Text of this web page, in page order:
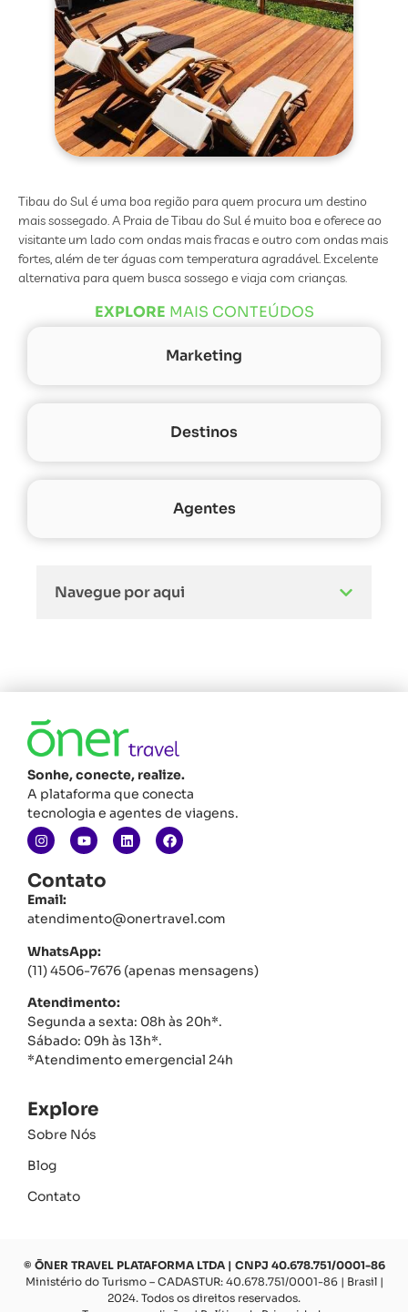
Tibau do Sul é uma boa região para quem procura um destino
mais sossegado. A Praia de Tibau do Sul é muito boa e oferece ao
visitante um lado com ondas mais fracas e outro com ondas mais
fortes, além de ter águas com temperatura agradável. Excelente
alternativa para quem busca sossego e viaja com crianças.
EXPLORE MAIS CONTEÚDOS
Marketing
Destinos
Agentes
Navegue por aqui
Sonhe, conecte, realize.
A plataforma que conecta
tecnologia e agentes de viagens.
Contato
Email:
atendimento@onertravel.com
WhatsApp:
(11) 4506-7676 (apenas mensagens)
Atendimento:
Segunda a sexta: 08h às 20h*.
Sábado: 09h às 13h*.
*Atendimento emergencial 24h
Explore
Sobre Nós
Blog
Contato
© ŌNER TRAVEL PLATAFORMA LTDA | CNPJ 40.678.751/0001-86
Ministério do Turismo – CADASTUR: 40.678.751/0001-86 | Brasil |
2024. Todos os direitos reservados.